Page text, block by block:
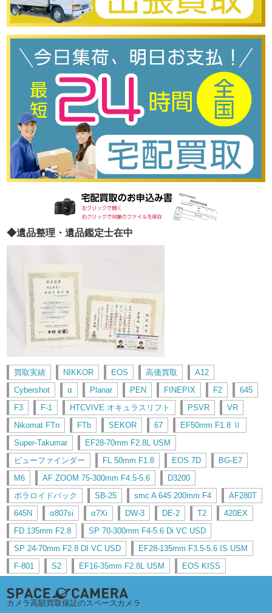
◆遺品整理・遺品鑑定士在中
買取実績 NIKKOR EOS 高価買取
A12
Cybershot
α Planar PEN FINEPIX F2
645
F3
F-1 HTCVIVE.オキュラスリフト PSVR
VR
Nikomat FTn
FTb SEKOR 67
EF50mm F1.8 Ⅱ
Super-Takumar
EF28-70mm F2.8L USM
ビューファインダー
FL 50mm F1.8 EOS 7D
BG-E7
M6
AF ZOOM 75-300mm F4.5-5.6
D3200
ポラロイドバック
SB-25 smc A 645 200mm F4
AF280T
645N
α807si α7Xi DW-3 DE-2 T2
420EX
FD 135mm F2.8
SP 70-300mm F4-5.6 Di VC USD
SP 24-70mm F2.8 DI VC USD
EF28-135mm F3.5-5.6 IS USM
F-801
S2 EF16-35mm F2.8L USM EOS KISS
カメラ高額買取保証のスペースカメラ